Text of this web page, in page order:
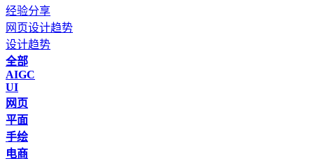
经验分享
网页设计趋势
设计趋势
全部
AIGC
UI
网页
平面
手绘
电商